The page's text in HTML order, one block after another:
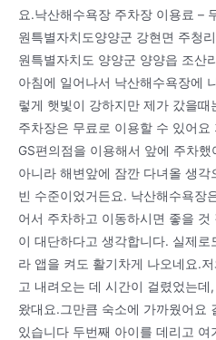
요.낙산해수욕장 주차장 이용료 –
원특별자치도양양군 강현면 주청
원특별자치도 양양군 양양읍 조산
아침에 일어나서 낙산해수욕장에
렇게 햇빛이 강하지만 제가 갔을
주차장은 무료로 이용할 수 있어
GS편의점을 이용해서 앞에 주차
아니라 해변앞에 잠깐 다녀올 생
빈 수준이었거든요. 낙산해수욕장
어서 주차하고 이동하시면 좋을
이 대단하다고 생각합니다. 실제
라 앱을 켜도 활기차게 나오네요.
고 내려오는 데 시간이 걸렸었는
왔대요.그만큼 숙소에 가까웠어요
있습니다 두번째 아이를 데리고